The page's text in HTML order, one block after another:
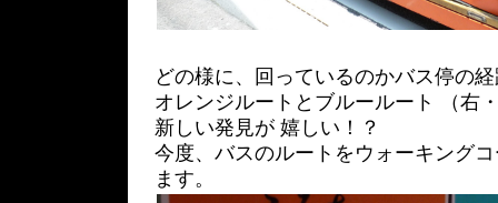
どの様に、回っているのかバス停の
オレンジルートとブルールート （右
新しい発見が 嬉しい！？
今度、バスのルートをウォーキング
ます。